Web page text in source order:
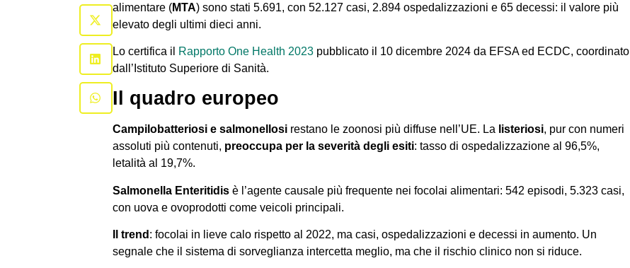
alimentare (MTA) sono stati 5.691, con 52.127 casi, 2.894 ospedalizzazioni e 65 decessi: il valore più
elevato degli ultimi dieci anni.
Lo certifica il Rapporto One Health 2023pubblicato il 10 dicembre 2024 da EFSA ed ECDC, coordinato
dall’Istituto Superiore di Sanità.
Il quadro europeo
Campilobatteriosi e salmonellosirestano le zoonosi più diffuse nell’UE. La listeriosi, pur con numeri
assoluti più contenuti, preoccupa per la severità degli esiti: tasso di ospedalizzazione al 96,5%,
letalità al 19,7%.
Salmonella Enteritidisè l’agente causale più frequente nei focolai alimentari: 542 episodi, 5.323 casi,
con uova e ovoprodotti come veicoli principali.
Il trend : focolai in lieve calo rispetto al 2022, ma casi, ospedalizzazioni e decessi in aumento. Un
segnale che il sistema di sorveglianza intercetta meglio, ma che il rischio clinico non si riduce.